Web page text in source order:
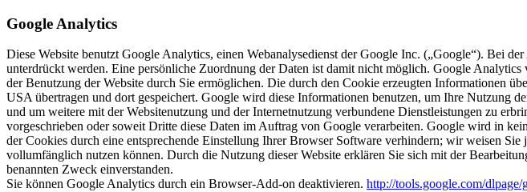
Google Analytics
Diese Website benutzt Google Analytics, einen Webanalysedienst der Google Inc. („Google“). Bei
unterdrückt werden. Eine persönliche Zuordnung der Daten ist damit nicht möglich. Google
der Benutzung der Website durch Sie ermöglichen. Die durch den Cookie erzeugten Informationen
USA übertragen und dort gespeichert. Google wird diese Informationen benutzen, um Ihre Nutzung
und um weitere mit der Websitenutzung und der Internetnutzung verbundene Dienstleistungen zu
vorgeschrieben oder soweit Dritte diese Daten im Auftrag von Google verarbeiten. Google wird in
der Cookies durch eine entsprechende Einstellung Ihrer Browser Software verhindern; wir weisen
vollumfänglich nutzen können. Durch die Nutzung dieser Website erklären Sie sich mit der
benannten Zweck einverstanden.
Sie können Google Analytics durch ein Browser-Add-on deaktivieren. http://tools.google.com/dlpage/